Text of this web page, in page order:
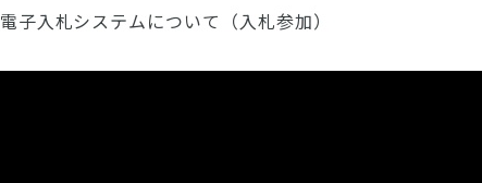
電子入札システムについて（入札参加）